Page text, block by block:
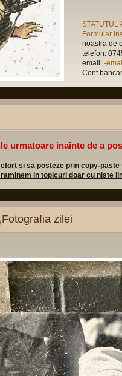
STATUTUL
Formular
noastra de
telefon:
email: -
Cont
urmatoare inainte de a
si sa posteze prin copy-
in topicuri doar cu niste
Fotografia zilei